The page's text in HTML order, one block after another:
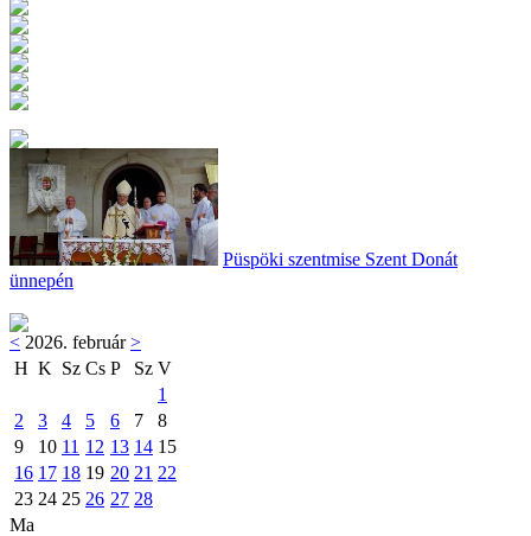
Püspöki szentmise Szent Donát
ünnepén
< 2026. február>
H K Sz Cs P Sz V
1
2
3 4 5 6 7
8
9
10 11 12 13 14 15
16 17 18 19 20 21 22
23 24 25 26 27 28
Ma